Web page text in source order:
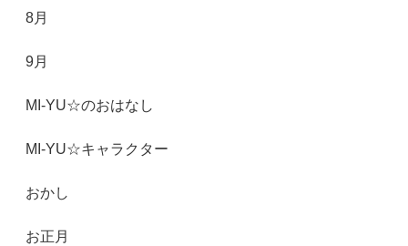
8月
9月
MI-YU☆のおはなし
MI-YU☆キャラクター
おかし
お正月